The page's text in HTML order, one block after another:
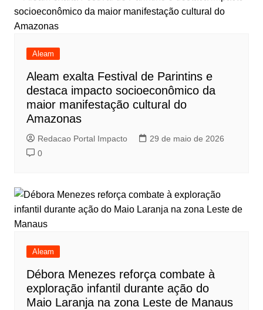
Aleam
Aleam exalta Festival de Parintins e
destaca impacto socioeconômico da
maior manifestação cultural do
Amazonas
Redacao Portal Impacto
29 de maio de 2026
0
Aleam
Débora Menezes reforça combate à
exploração infantil durante ação do
Maio Laranja na zona Leste de Manaus